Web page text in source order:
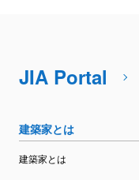
JIA Portal
建築家とは
建築家とは